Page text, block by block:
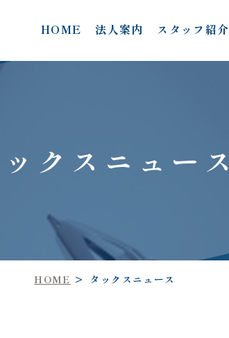
HOME 法人案内 スタッフ紹介
クスニュース
HOME タックスニュース